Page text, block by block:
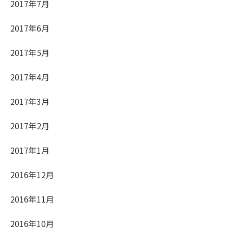
2017年7月
2017年6月
2017年5月
2017年4月
2017年3月
2017年2月
2017年1月
2016年12月
2016年11月
2016年10月